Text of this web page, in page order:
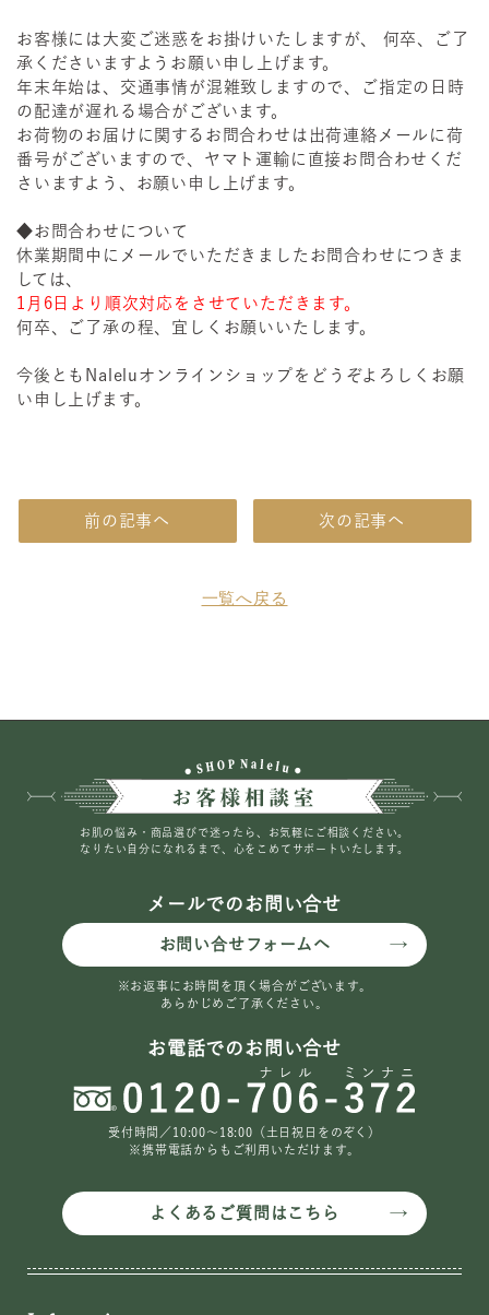
お客様には大変ご迷惑をお掛けいたしますが、 何卒、ご了
承くださいますようお願い申し上げます。
年末年始は、交通事情が混雑致しますので、ご指定の日時
の配達が遅れる場合がございます。
お荷物のお届けに関するお問合わせは出荷連絡メールに荷
番号がございますので、ヤマト運輸に直接お問合わせくだ
さいますよう、お願い申し上げます。
◆お問合わせについて
休業期間中にメールでいただきましたお問合わせにつきま
しては、
1月6日より順次対応をさせていただきます。
何卒、ご了承の程、宜しくお願いいたします。
今後ともNaleluオンラインショップをどうぞよろしくお願
い申し上げます。
前の記事へ
一覧へ戻る
次の記事へ
お肌の悩み・商品選びで迷ったら、お気軽にご相談ください。
なりたい自分になれるまで、心をこめてサポートいたします。
メールでのお問い合せ
お問い合せフォームへ
※お返事にお時間を頂く場合がございます。
あらかじめご了承ください。
お電話でのお問い合せ
受付時間／10:00〜18:00（土日祝日をのぞく）
※携帯電話からもご利用いただけます。
よくあるご質問はこちら